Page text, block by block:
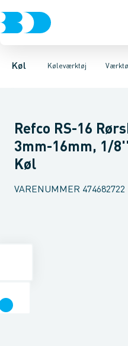
Køl Køleværktøj
Kompressorer
Måleinstrumenter
AfgratereBukkeværktøj
Refco RS-16
3mm-16mm, 1/
Køl
VARENUMMER 474682722